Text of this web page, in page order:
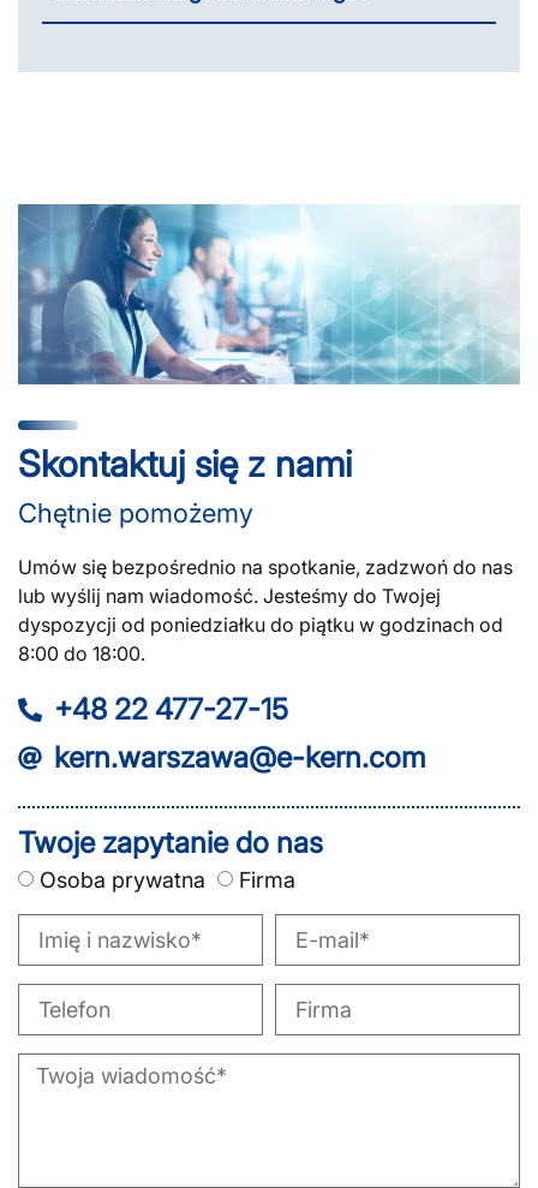
Skontaktuj się z nami
Chętnie pomożemy
Umów się bezpośrednio na spotkanie, zadzwoń do nas
lub wyślij nam wiadomość. Jesteśmy do Twojej
dyspozycji od poniedziałku do piątku w godzinach od
8:00 do 18:00.
+48 22 477-27-15
kern.warszawa@e-kern.com
Twoje zapytanie do nas
Osoba prywatna Firma